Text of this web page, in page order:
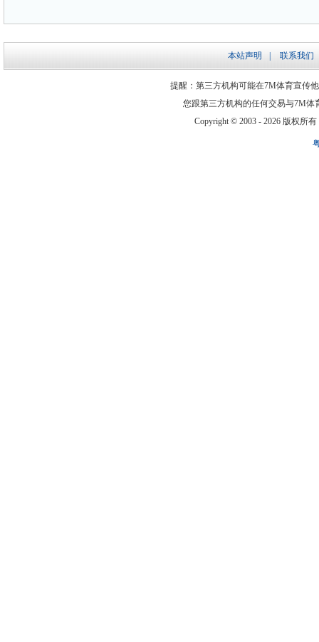
本站声明 联系我们
提醒：第三方机构可能在7M体育宣传
您跟第三方机构的任何交易与7M
Copyright © 2003 - 2026 版权所有